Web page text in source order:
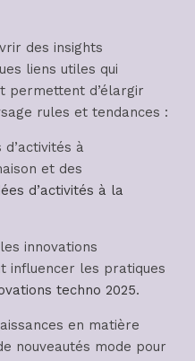
des insights
liens utiles qui
permettent d’élargir
rules et tendances :
à
et des
d’activités à la
innovations
influencer les pratiques
techno 2025.
en matière
nouveautés mode pour